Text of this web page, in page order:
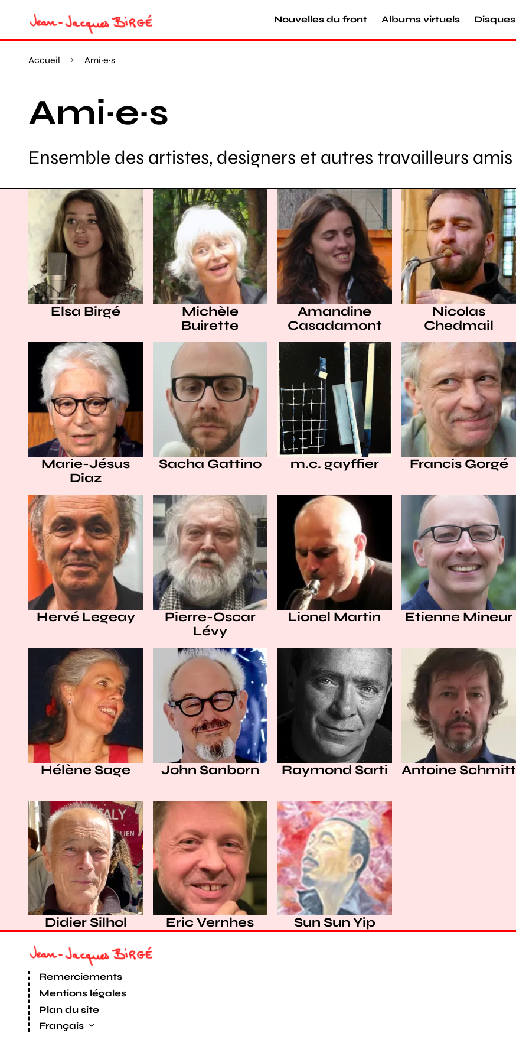
Nouvelles du front Albums virtuels Disques
Accueil Ami·e·s
Ami·e·s
Ensemble des artistes, designers et autres travailleurs amis
Elsa Birgé
Michèle
Buirette
Amandine
Casadamont
Nicolas
Chedmail
Marie-Jésus
Diaz
Sacha Gattino m.c. gayffier Francis Gorgé
Hervé Legeay
Pierre-Oscar
Lévy
Lionel Martin Etienne Mineur
Hélène Sage John Sanborn Raymond Sarti Antoine Schmitt
Didier Silhol Eric Vernhes Sun Sun Yip
Remerciements
Mentions légales
Plan du site
Français